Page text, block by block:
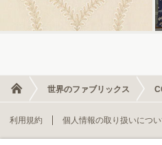
世界のファブリックス
利用規約 個人情報の取り扱いにつ